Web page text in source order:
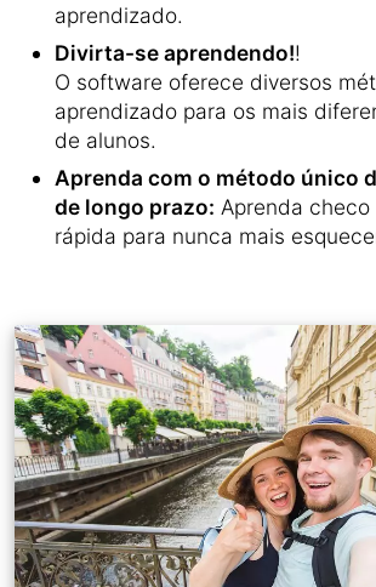
aprendizado.
Divirta-se aprendendo!!
O software oferece diversos
aprendizado para os mais
de alunos.
Aprenda com o método único
de longo prazo: Aprenda
rápida para nunca mais